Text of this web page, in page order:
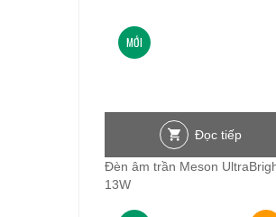
MỚI
Đọc tiếp
Đèn âm trần Meson
13W